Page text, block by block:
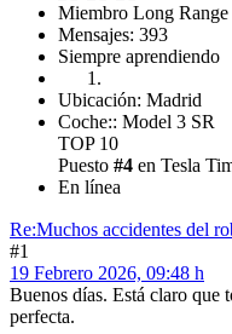
Miembro Long Range
Mensajes: 393
Siempre aprendiendo
Ubicación: Madrid
Coche:: Model 3 SR
TOP 10
Puesto #4 en Tesla
En línea
Re:Muchos accidentes del
#1
19 Febrero 2026, 09:48 h
Buenos días. Está claro que
perfecta.